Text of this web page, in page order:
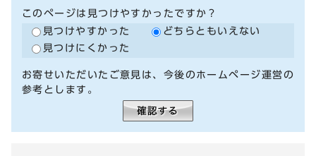
このページは見つけやすかったですか？
見つけやすかった
どちらともいえない
見つけにくかった
お寄せいただいたご意見は、今後のホームページ運営の
参考とします。